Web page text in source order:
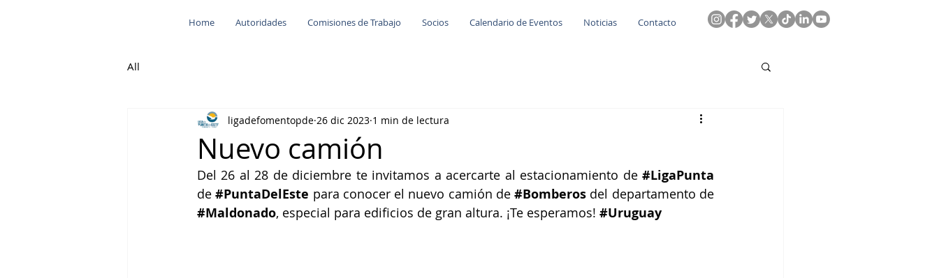
Home Autoridades Comisiones de Trabajo Socios Calendario de Eventos Noticias Contacto
All
Nuevo camión
ligadefomentopde 26 dic 2023 1 min de lectura
Del 26 al 28 de diciembre te invitamos a acercarte al estacionamiento de #LigaPunta
de #PuntaDelEste para conocer el nuevo camión de #Bomberos
#Maldonado, especial para edificios de gran altura. ¡Te esperamos! #Uruguay